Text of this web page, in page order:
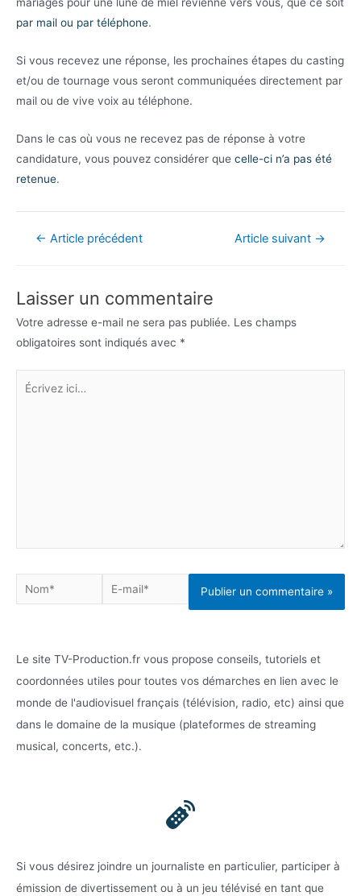
par mail ou par téléphone.
Si vous recevez une réponse, les prochaines étapes du casting
et/ou de tournage vous seront communiquées directement par
mail ou de vive voix au téléphone.
Dans le cas où vous ne recevez pas de réponse à votre
candidature, vous pouvez considérer que celle-ci n’a pas été
retenue.
Navigation
← Article précédent Article suivant →
Laisser un commentaire
Votre adresse e-mail ne sera pas publiée. Les champs
obligatoires sont indiqués avec *
Écrivez
Nom*
E-
mail*
Le site TV-Production.fr vous propose conseils, tutoriels et
coordonnées utiles pour toutes vos démarches en lien avec le
monde de l'audiovisuel français (télévision, radio, etc) ainsi que
dans le domaine de la musique (plateformes de streaming
musical, concerts, etc.).
Si vous désirez joindre un journaliste en particulier, participer à
émission de divertissement ou à un jeu télévisé en tant que